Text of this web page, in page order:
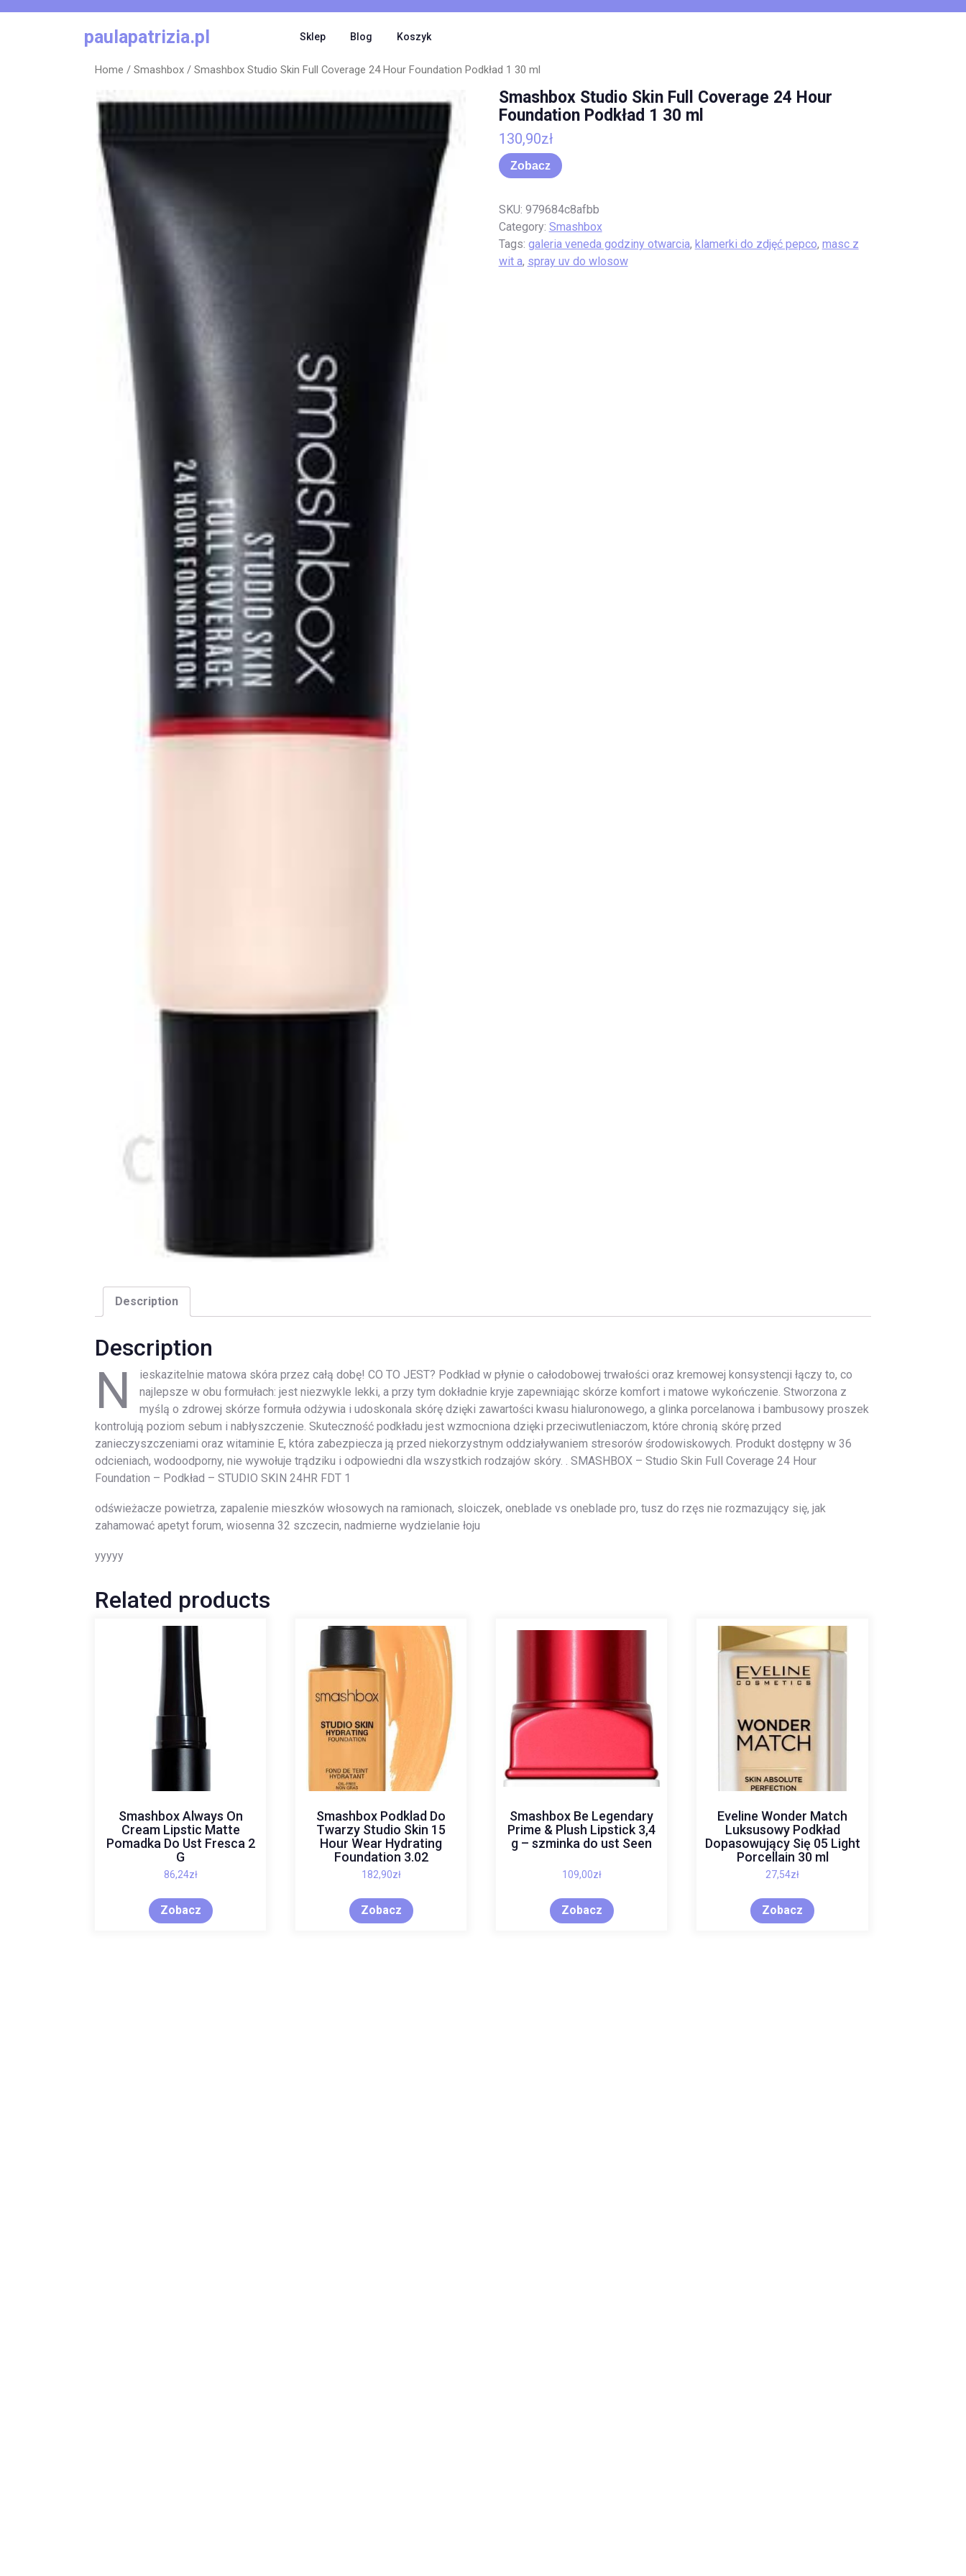
paulapatrizia.pl Sklep Blog Koszyk
Home / Smashbox / Smashbox Studio Skin Full Coverage 24 Hour Foundation Podkład 1 30 ml
Smashbox Studio Skin Full Coverage 24 Hour
Foundation Podkład 1 30 ml
130,90zł
Zobacz
SKU: 979684c8afbb
Category: Smashbox
Tags: galeria veneda godziny otwarcia, klamerki do zdjęć pepco, masc z
wit a, spray uv do wlosow
Description
Description
N
ieskazitelnie matowa skóra przez całą dobę! CO TO JEST? Podkład w płynie o całodobowej trwałości oraz kremowej konsystencji łączy to, co
najlepsze w obu formułach: jest niezwykle lekki, a przy tym dokładnie kryje zapewniając skórze komfort i matowe wykończenie. Stworzona z
myślą o zdrowej skórze formuła odżywia i udoskonala skórę dzięki zawartości kwasu hialuronowego, a glinka porcelanowa i bambusowy proszek
kontrolują poziom sebum i nabłyszczenie. Skuteczność podkładu jest wzmocniona dzięki przeciwutleniaczom, które chronią skórę przed
zanieczyszczeniami oraz witaminie E, która zabezpiecza ją przed niekorzystnym oddziaływaniem stresorów środowiskowych. Produkt dostępny w 36
odcieniach, wodoodporny, nie wywołuje trądziku i odpowiedni dla wszystkich rodzajów skóry. . SMASHBOX – Studio Skin Full Coverage 24 Hour
Foundation – Podkład – STUDIO SKIN 24HR FDT 1
odświeżacze powietrza, zapalenie mieszków włosowych na ramionach, sloiczek, oneblade vs oneblade pro, tusz do rzęs nie rozmazujący się, jak
zahamować apetyt forum, wiosenna 32 szczecin, nadmierne wydzielanie łoju
yyyyy
Related products
Smashbox Always On
Cream Lipstic Matte
Pomadka Do Ust Fresca 2
G
86,24zł
Zobacz
Smashbox Podklad Do
Twarzy Studio Skin 15
Hour Wear Hydrating
Foundation 3.02
182,90zł
Zobacz
Smashbox Be Legendary
Prime & Plush Lipstick 3,4
g – szminka do ust Seen
109,00zł
Zobacz
Eveline Wonder Match
Luksusowy Podkład
Dopasowujący Się 05 Light
Porcellain 30 ml
27,54zł
Zobacz